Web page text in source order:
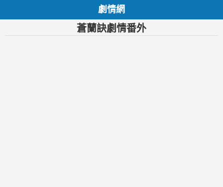
劇情網
蒼蘭訣劇情番外